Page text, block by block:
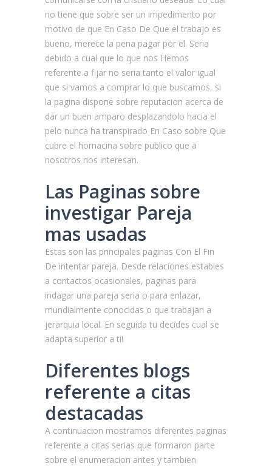
no tiene que sobre ser un impedimento por
motivo de que En Caso De Que el trabajo es
bueno, merece la pena pagar por el. Seri­a
debido a cual que lo que nos Hemos
referente a fijar no seri­a tanto el valor igual
que si vamos a comprar lo que buscamos, si
la pagina dispone sobre reputacion acerca de
dar un buen amparo desplazandolo hacia el
pelo nunca ha transpirado En Caso sobre Que
cubre el hornacina sobre publico que a
nosotros nos interesan.
Las Paginas sobre
investigar Pareja
mas usadas
Estas son las principales paginas Con El Fin
De intentar pareja. Desde relaciones estables
a contactos ocasionales, paginas para
indagar una pareja seria o para enlazar,
mundialmente conocidas o que trabajan a
jerarquia local. En seguida tu decides cual se
adapta superior a ti!
Diferentes blogs
referente a citas
destacadas
A continuacion mostramos diferentes paginas
referente a citas serias que formaron parte
sobre el enumeracion antes y tambien